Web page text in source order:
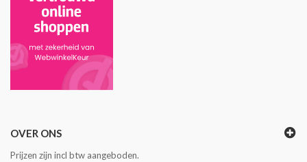
OVER ONS
Prijzen zijn incl btw aangeboden.